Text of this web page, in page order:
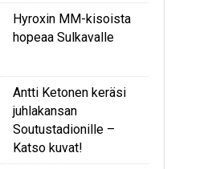
Hyroxin MM-kisoista
hopeaa Sulkavalle
Antti Ketonen keräsi
juhlakansan
Soutustadionille –
Katso kuvat!